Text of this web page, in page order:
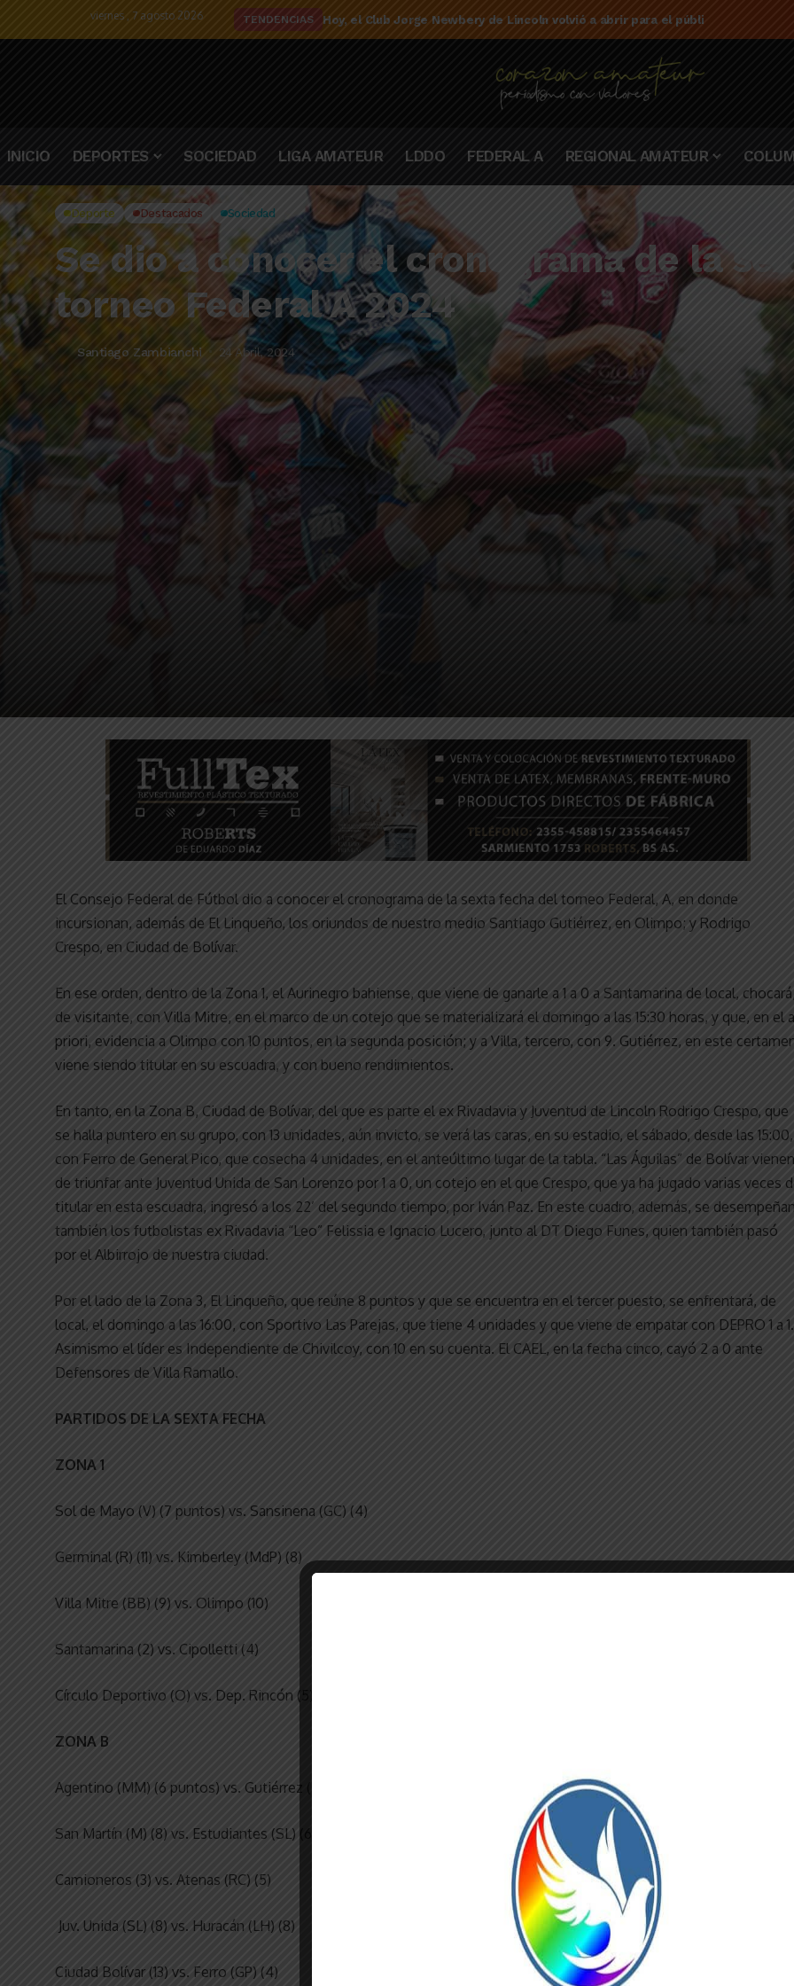
viernes , 7 agosto 2026 TENDENCIAS El detalle de la campaña de El Linqueño en el torneo Federal A 2025/2026
INICIO DEPORTES SOCIEDAD LIGA AMATEUR LDDO FEDERAL A REGIONAL AMATEUR
Deporte Destacados Sociedad
Se dio a conocer el cronograma de la
torneo Federal A 2024
Santiago Zambianchi 24 Abril, 2024
El Consejo Federal de Fútbol dio a conocer el cronograma de la sexta fecha del torneo Federal, A, en donde
incursionan, además de El Linqueño, los oriundos de nuestro medio Santiago Gutiérrez, en Olimpo; y Rodrigo
Crespo, en Ciudad de Bolívar.
En ese orden, dentro de la Zona 1, el Aurinegro bahiense, que viene de ganarle a 1 a 0 a Santamarina de local,
de visitante, con Villa Mitre, en el marco de un cotejo que se materializará el domingo a las 15:30 horas, y que, en el a
priori, evidencia a Olimpo con 10 puntos, en la segunda posición; y a Villa, tercero, con 9. Gutiérrez, en este
viene siendo titular en su escuadra, y con bueno rendimientos.
En tanto, en la Zona B, Ciudad de Bolívar, del que es parte el ex Rivadavia y Juventud de Lincoln Rodrigo Crespo, que
se halla puntero en su grupo, con 13 unidades, aún invicto, se verá las caras, en su estadio, el sábado, desde las 15:00,
con Ferro de General Pico, que cosecha 4 unidades, en el anteúltimo lugar de la tabla. “Las Águilas” de Bolívar vienen
de triunfar ante Juventud Unida de San Lorenzo por 1 a 0, un cotejo en el que Crespo, que ya ha jugado varias veces
titular en esta escuadra, ingresó a los 22’ del segundo tiempo, por Iván Paz. En este cuadro, además, se
también los futbolistas ex Rivadavia “Leo” Felissia e Ignacio Lucero, junto al DT Diego Funes, quien también pasó
por el Albirrojo de nuestra ciudad.
Por el lado de la Zona 3, El Linqueño, que reúne 8 puntos y que se encuentra en el tercer puesto, se enfrentará, de
local, el domingo a las 16:00, con Sportivo Las Parejas, que tiene 4 unidades y que viene de empatar con DEPRO 1 a 1.
Asimismo el líder es Independiente de Chivilcoy, con 10 en su cuenta. El CAEL, en la fecha cinco, cayó 2 a 0 ante
Defensores de Villa Ramallo.
PARTIDOS DE LA SEXTA FECHA
ZONA 1
Sol de Mayo (V) (7 puntos) vs. Sansinena (GC) (4)
Germinal (R) (11) vs. Kimberley (MdP) (8)
Villa Mitre (BB) (9) vs. Olimpo (10)
Santamarina (2) vs. Cipolletti (4)
Círculo Deportivo (O) vs. Dep. Rincón (5)
ZONA B
Agentino (MM) (6 puntos) vs. Gutiérrez (M) (7)
San Martín (M) (8) vs. Estudiantes (SL) (6)
Camioneros (3) vs. Atenas (RC) (5)
Juv. Unida (SL) (8) vs. Huracán (LH) (8)
Ciudad Bolívar (13) vs. Ferro (GP) (4)